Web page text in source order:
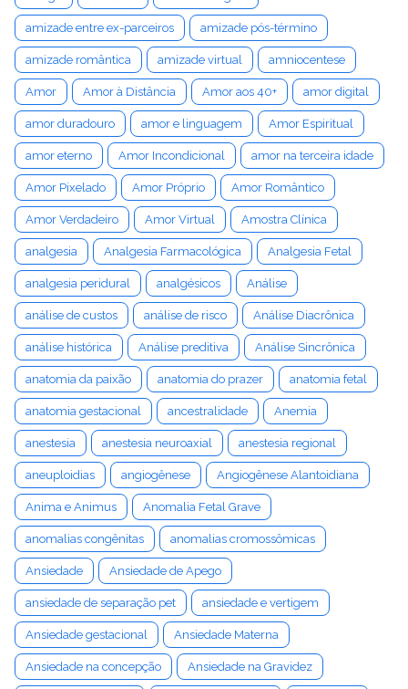
amizade entre ex-parceiros amizade pós-término
amizade romântica amizade virtual amniocentese
Amor Amor à Distância Amor aos 40+ amor digital
amor duradouro amor e linguagem Amor Espiritual
amor eterno Amor Incondicional amor na terceira idade
Amor Pixelado Amor Próprio Amor Romântico
Amor Verdadeiro Amor Virtual Amostra Clínica
analgesia Analgesia Farmacológica Analgesia Fetal
analgesia peridural analgésicos Análise
análise de custos análise de risco Análise Diacrônica
análise histórica Análise preditiva Análise Sincrônica
anatomia da paixão anatomia do prazer anatomia fetal
anatomia gestacional ancestralidade Anemia
anestesia anestesia neuroaxial anestesia regional
aneuploidias angiogênese Angiogênese Alantoidiana
Anima e Animus Anomalia Fetal Grave
anomalias congênitas anomalias cromossômicas
Ansiedade Ansiedade de Apego
ansiedade de separação pet ansiedade e vertigem
Ansiedade gestacional Ansiedade Materna
Ansiedade na concepção Ansiedade na Gravidez